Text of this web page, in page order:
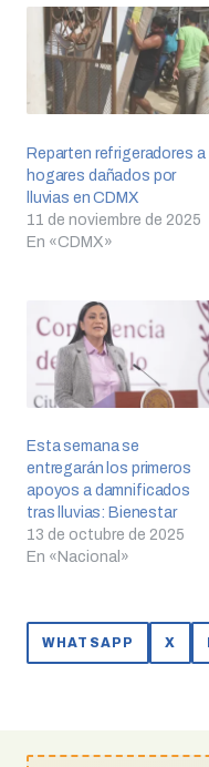
Reparten refrigeradores a
hogares dañados por
lluvias en CDMX
11 de noviembre de 2025
En «CDMX»
Esta semana se
entregarán los primeros
apoyos a damnificados
tras lluvias: Bienestar
13 de octubre de 2025
En «Nacional»
WHATSAPP X